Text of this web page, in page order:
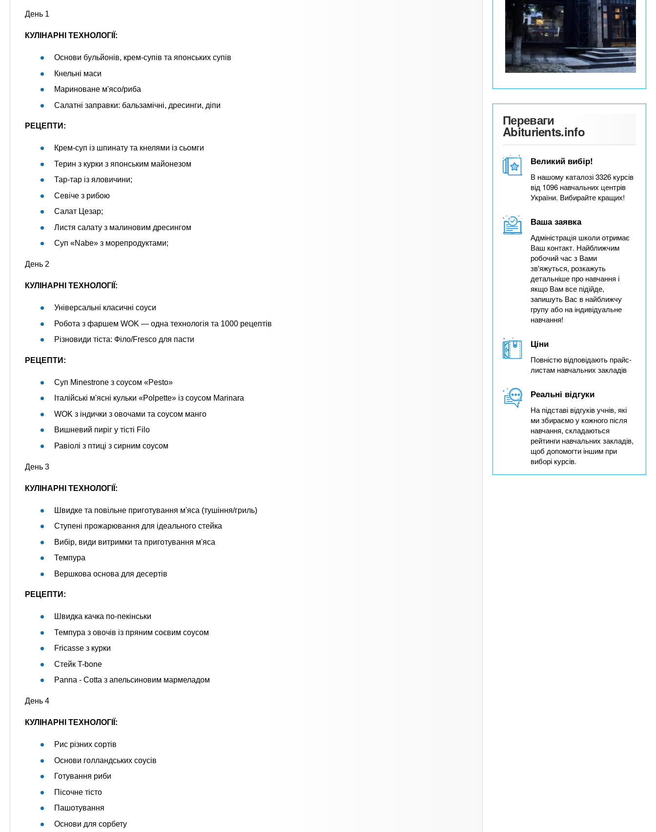
День 1
КУЛІНАРНІ ТЕХНОЛОГІЇ:
Основи бульйонів, крем-супів та японських супів
Кнельні маси
Мариноване м'ясо/риба
Салатні заправки: бальзамічні, дресинги, діпи
РЕЦЕПТИ:
Крем-суп із шпинату та кнелями із сьомги
Терин з курки з японським майонезом
Тар-тар із яловичини;
Севіче з рибою
Салат Цезар;
Листя салату з малиновим дресингом
Суп «Nabe» з морепродуктами;
День 2
КУЛІНАРНІ ТЕХНОЛОГІЇ:
Універсальні класичні соуси
Робота з фаршем WOK — одна технологія та 1000 рецептів
Різновиди тіста: Філо/Fresco для пасти
РЕЦЕПТИ:
Суп Minestrone з соусом «Pesto»
Італійські м'ясні кульки «Polpette» із соусом Marinara
WOK з індички з овочами та соусом манго
Вишневий пиріг у тісті Filo
Равіолі з птиці з сирним соусом
День 3
КУЛІНАРНІ ТЕХНОЛОГІЇ:
Швидке та повільне приготування м'яса (тушіння/гриль)
Ступені прожарювання для ідеального стейка
Вибір, види витримки та приготування м'яса
Темпура
Вершкова основа для десертів
РЕЦЕПТИ:
Швидка качка по-пекінськи
Темпура з овочів із пряним соєвим соусом
Fricasse з курки
Стейк T-bone
Panna - Cotta з апельсиновим мармеладом
День 4
КУЛІНАРНІ ТЕХНОЛОГІЇ:
Рис різних сортів
Основи голландських соусів
Готування риби
Пісочне тісто
Пашотування
Основи для сорбету
Переваги
Abiturients.info
Великий вибір!
В нашому каталозі 3326 курсів
від 1096 навчальних центрів
України. Вибирайте кращих!
Ваша заявка
Адміністрація школи отримає
Ваш контакт. Найближчим
робочий час з Вами
зв'яжуться, розкажуть
детальніше про навчання і
якщо Вам все підійде,
запишуть Вас в найближчу
групу або на індивідуальне
навчання!
Ціни
Повністю відповідають прайс-
листам навчальних закладів
Реальні відгуки
На підставі відгуків учнів, які
ми збираємо у кожного після
навчання, складаються
рейтинги навчальних закладів,
щоб допомогти іншим при
виборі курсів.